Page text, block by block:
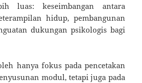
luas: keseimbangan antara
hidup, pembangunan
dukungan psikologis bagi
hanya fokus pada pencetakan
modul, tetapi juga pada